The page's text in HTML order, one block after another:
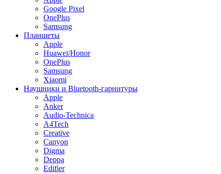
Google Pixel
OnePlus
Samsung
Планшеты
Apple
Huawei/Honor
OnePlus
Samsung
Xiaomi
Наушники и Bluetooth-гарнитуры
Apple
Anker
Audio-Technica
A4Tech
Creative
Canyon
Digma
Deppa
Edifier